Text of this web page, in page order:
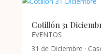
Cotillón 31
EVENTOS
31 de Diciembre ·